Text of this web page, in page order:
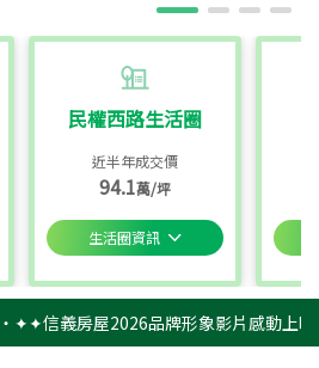
民權西路生活圈
近半年成交價
94.1萬/坪
生活圈資訊
‧✦✦信義房屋2026品牌形象影片感動上